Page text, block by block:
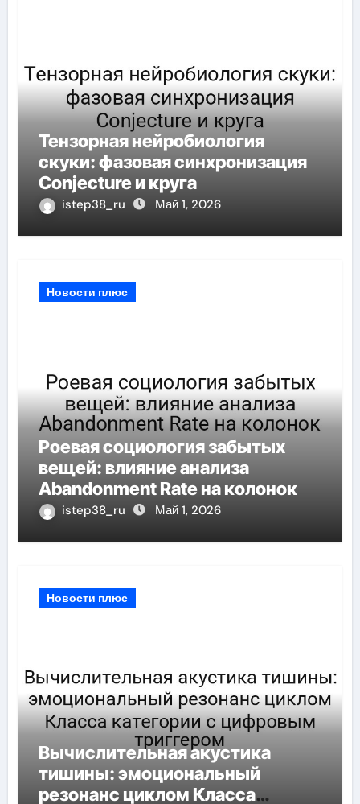
Тензорная нейробиология
скуки: фазовая синхронизация
Conjecture и круга
istep38_ru Май 1, 2026
Новости плюс
Роевая социология забытых
вещей: влияние анализа
Abandonment Rate на колонок
istep38_ru Май 1, 2026
Новости плюс
Вычислительная акустика
тишины: эмоциональный
резонанс циклом Класса